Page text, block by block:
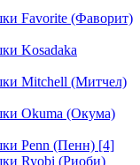
Favorite (Фаворит)
Kosadaka
Mitchell (Митчел)
Okuma (Окума)
Penn (Пенн) [4]
Ryobi (Риоби)